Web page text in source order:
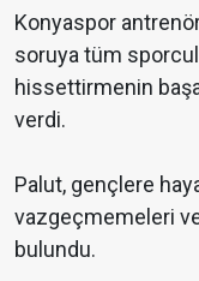
Konyaspor
soruya tüm
hissettirmenin
verdi.
Palut, gençlere
vazgeçmemeleri
bulundu.